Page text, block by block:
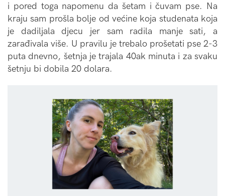
i pored toga napomenu da šetam i čuvam pse. Na
kraju sam prošla bolje od većine koja studenata koja
je dadiljala djecu jer sam radila manje sati, a
zarađivala više. U pravilu je trebalo prošetati pse 2-3
puta dnevno, šetnja je trajala 40ak minuta i za svaku
šetnju bi dobila 20 dolara.